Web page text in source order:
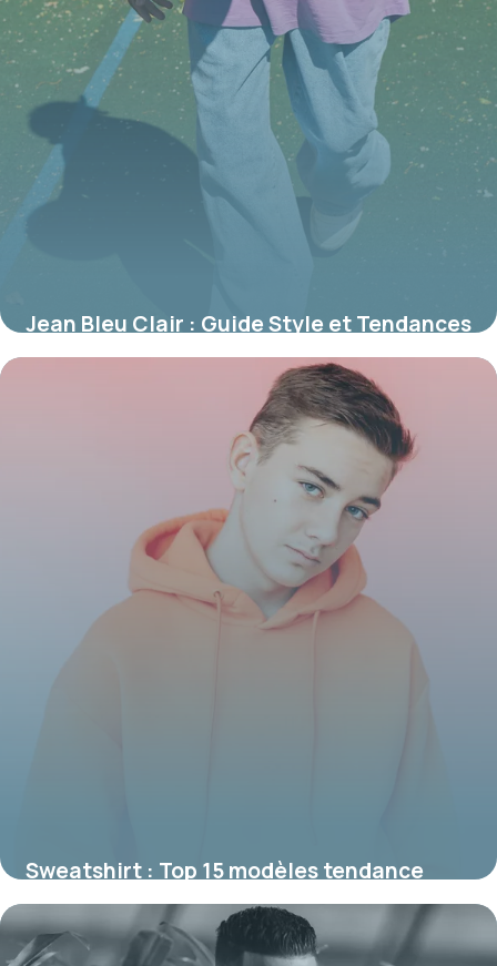
Jean Bleu Clair : Guide Style et Tendances
2026
Sweatshirt : Top 15 modèles tendance
2026
4 juin 2026